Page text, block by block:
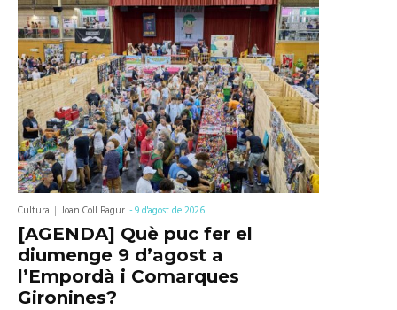
Cultura Joan Coll Bagur -9 d'agost de 2026
[AGENDA] Què puc fer el
diumenge 9 d’agost a
l’Empordà i Comarques
Gironines?